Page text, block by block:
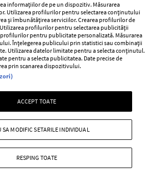
sincere despre
sănătate. Ce diagnostic
2026
se confruntă cu mai multe probleme
informațiilor de pe un dispozitiv. Măsurarea
Utilizarea profilurilor pentru selectarea conținutului
și îmbunătățirea serviciilor. Crearea profilurilor de
profilurilor pentru selectarea publicității
profilurilor pentru publicitate personalizată. Măsurarea
Înțelegerea publicului prin statistici sau combinații
Utilizarea datelor limitate pentru a selecta conținutul.
pentru a selecta publicitatea. Date precise de
prin scanarea dispozitivului.
ACCEPT TOATE
RESPING TOATE
SA MODIFIC SETARILE INDIVIDUAL